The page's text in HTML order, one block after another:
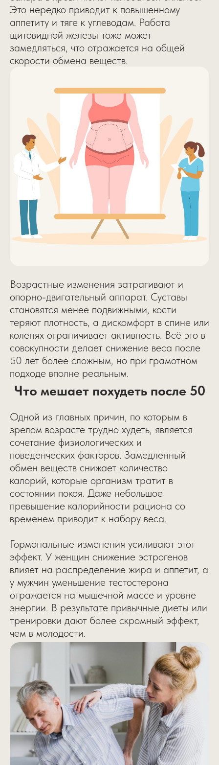
Это нередко приводит к повышенному
аппетиту и тяге к углеводам. Работа
щитовидной железы тоже может
замедляться, что отражается на общей
скорости обмена веществ.
Возрастные изменения затрагивают и
опорно-двигательный аппарат. Суставы
становятся менее подвижными, кости
теряют плотность, а дискомфорт в спине или
коленях ограничивает активность. Всё это в
совокупности делает снижение веса после
50 лет более сложным, но при грамотном
подходе вполне реальным.
Что мешает похудеть после 50
Одной из главных причин, по которым в
зрелом возрасте трудно худеть, является
сочетание физиологических и
поведенческих факторов. Замедленный
обмен веществ снижает количество
калорий, которые организм тратит в
состоянии покоя. Даже небольшое
превышение калорийности рациона со
временем приводит к набору веса.
Гормональные изменения усиливают этот
эффект. У женщин снижение эстрогенов
влияет на распределение жира и аппетит, а
у мужчин уменьшение тестостерона
отражается на мышечной массе и уровне
энергии. В результате привычные диеты или
тренировки дают более скромный эффект,
чем в молодости.